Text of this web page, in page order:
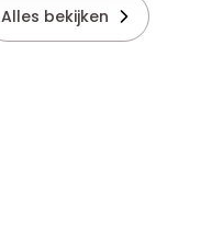
Alles bekijken